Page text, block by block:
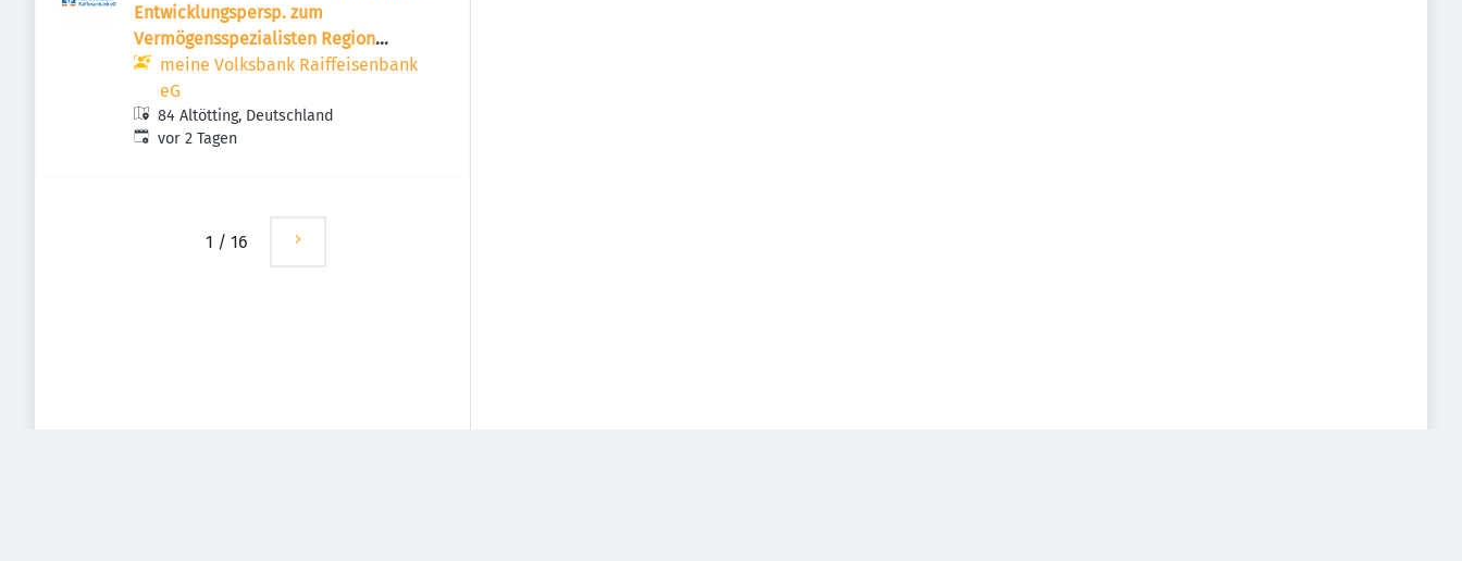
Entwicklungspersp. zum
Vermögensspezialisten Region
Altötting
meine Volksbank Raiffeisenbank
eG
84 Altötting, Deutschland
Veröffentlicht:
vor 2 Tagen
1 / 16